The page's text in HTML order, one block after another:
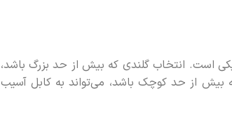
است. انتخاب گلندی که بیش از حد بزرگ باشد،
بیش از حد کوچک باشد، می‌تواند به کابل آسیب